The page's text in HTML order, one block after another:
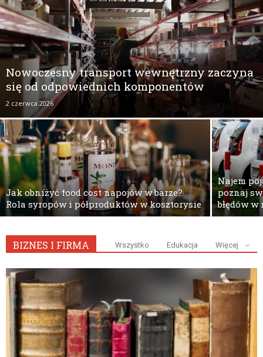
Nowoczesny transport wewnętrzny zaczyna
się od odpowiednich komponentów
2 czerwca 2026
Jak obniżyć food cost napojów w barze?
Rola syropów i półproduktów w kosztorysie
Najem
poznaj
błędów
BIZNES I FIRMA Wszystko Edukacja Więcej